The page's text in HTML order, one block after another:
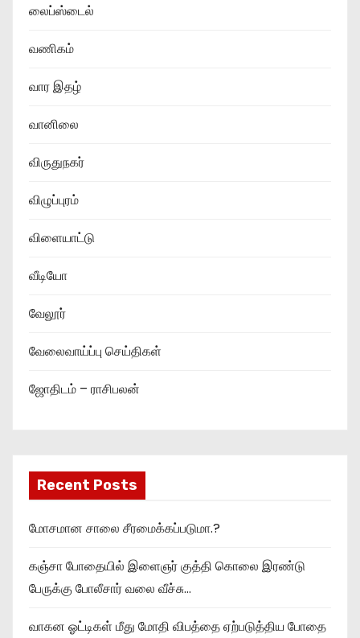
லைப்ஸ்டைல்
வணிகம்
வார இதழ்
வானிலை
விருதுநகர்
விழுப்புரம்
விளையாட்டு
வீடியோ
வேலூர்
வேலைவாய்ப்பு செய்திகள்
ஜோதிடம் – ராசிபலன்
Recent Posts
மோசமான சாலை சீரமைக்கப்படுமா.?
கஞ்சா போதையில் இளைஞர் குத்தி கொலை இரண்டு
பேருக்கு போலீசார் வலை வீச்சு…
வாகன ஓட்டிகள் மீது மோதி விபத்தை ஏற்படுத்திய போதை